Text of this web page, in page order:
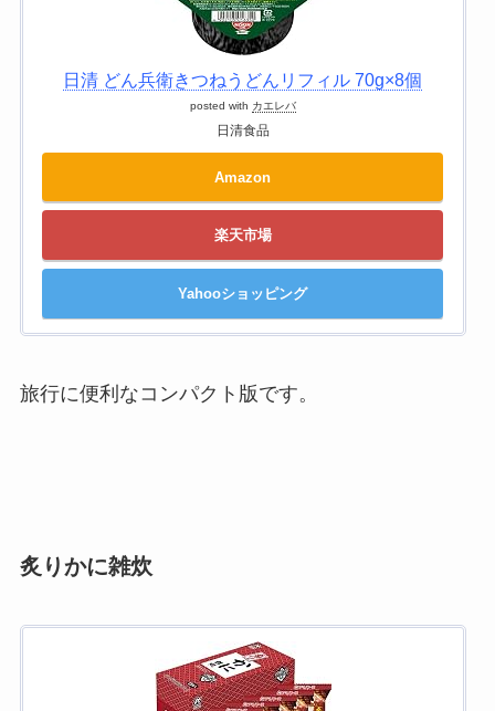
日清 どん兵衛きつねうどんリフィル 70g×8個
posted with カエレバ
日清食品
Amazon
楽天市場
Yahooショッピング
旅行に便利なコンパクト版です。
炙りかに雑炊